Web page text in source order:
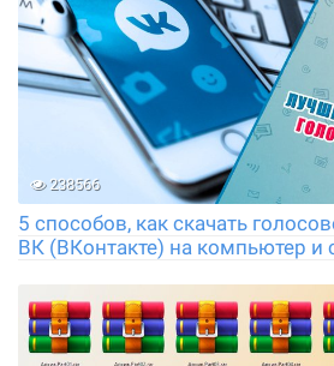
238566
5 способов, как скачать
ВК (ВКонтакте) на компьютер и